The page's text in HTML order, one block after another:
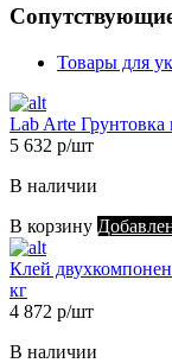
Товары для
Lab Arte Грунтовка
5 632 р/шт
В наличии
В корзину
Клей
кг
4 872 р/шт
В наличии